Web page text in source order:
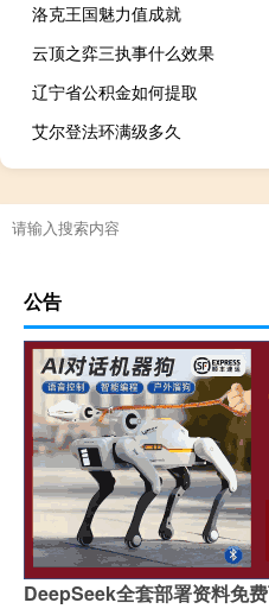
洛克王国魅力值成就
云顶之弈三执事什么效果
辽宁省公积金如何提取
艾尔登法环满级多久
公告
DeepSeek全套部署资料免